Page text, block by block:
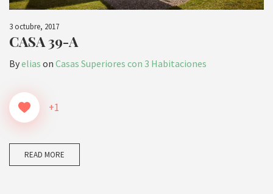
3 octubre, 2017
CASA 39-A
Byelias on Casas Superiores con 3 Habitaciones
+1
READ MORE